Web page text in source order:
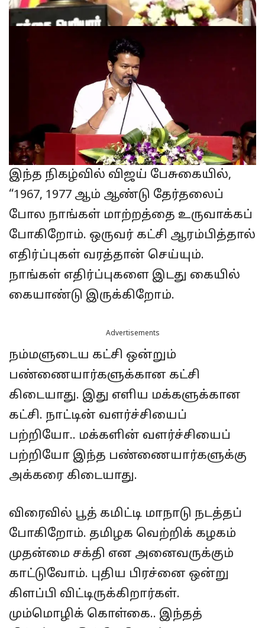
இந்த நிகழ்வில் விஜய் பேசுகையில்,
“1967, 1977 ஆம் ஆண்டு தேர்தலைப்
போல நாங்கள் மாற்றத்தை உருவாக்கப்
போகிறோம். ஒருவர் கட்சி ஆரம்பித்தால்
எதிர்ப்புகள் வரத்தான் செய்யும்.
நாங்கள் எதிர்ப்புகளை இடது கையில்
கையாண்டு இருக்கிறோம்.
Advertisements
நம்மளுடைய கட்சி ஒன்றும்
பண்ணையார்களுக்கான கட்சி
கிடையாது. இது எளிய மக்களுக்கான
கட்சி. நாட்டின் வளர்ச்சியைப்
பற்றியோ.. மக்களின் வளர்ச்சியைப்
பற்றியோ இந்த பண்ணையார்களுக்கு
அக்கரை கிடையாது.
விரைவில் பூத் கமிட்டி மாநாடு நடத்தப்
போகிறோம். தமிழக வெற்றிக் கழகம்
முதன்மை சக்தி என அனைவருக்கும்
காட்டுவோம். புதிய பிரச்னை ஒன்று
கிளப்பி விட்டிருக்கிறார்கள்.
மும்மொழிக் கொள்கை.. இந்தத்